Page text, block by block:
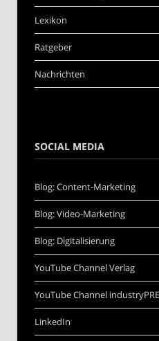
Lexikon
Ratgeber
Nachrichten
SOCIAL MEDIA
Blog: Content-Marketing
Blog: Video-Marketing
Blog: Digitalisierung
YouTube Channel Verlag
YouTube Channel
LinkedIn